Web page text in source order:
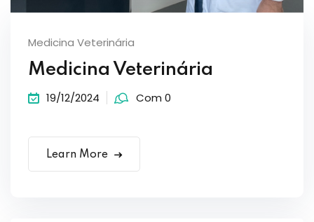
Medicina Veterinária
Medicina Veterinária
19/12/2024 Com 0
Learn More